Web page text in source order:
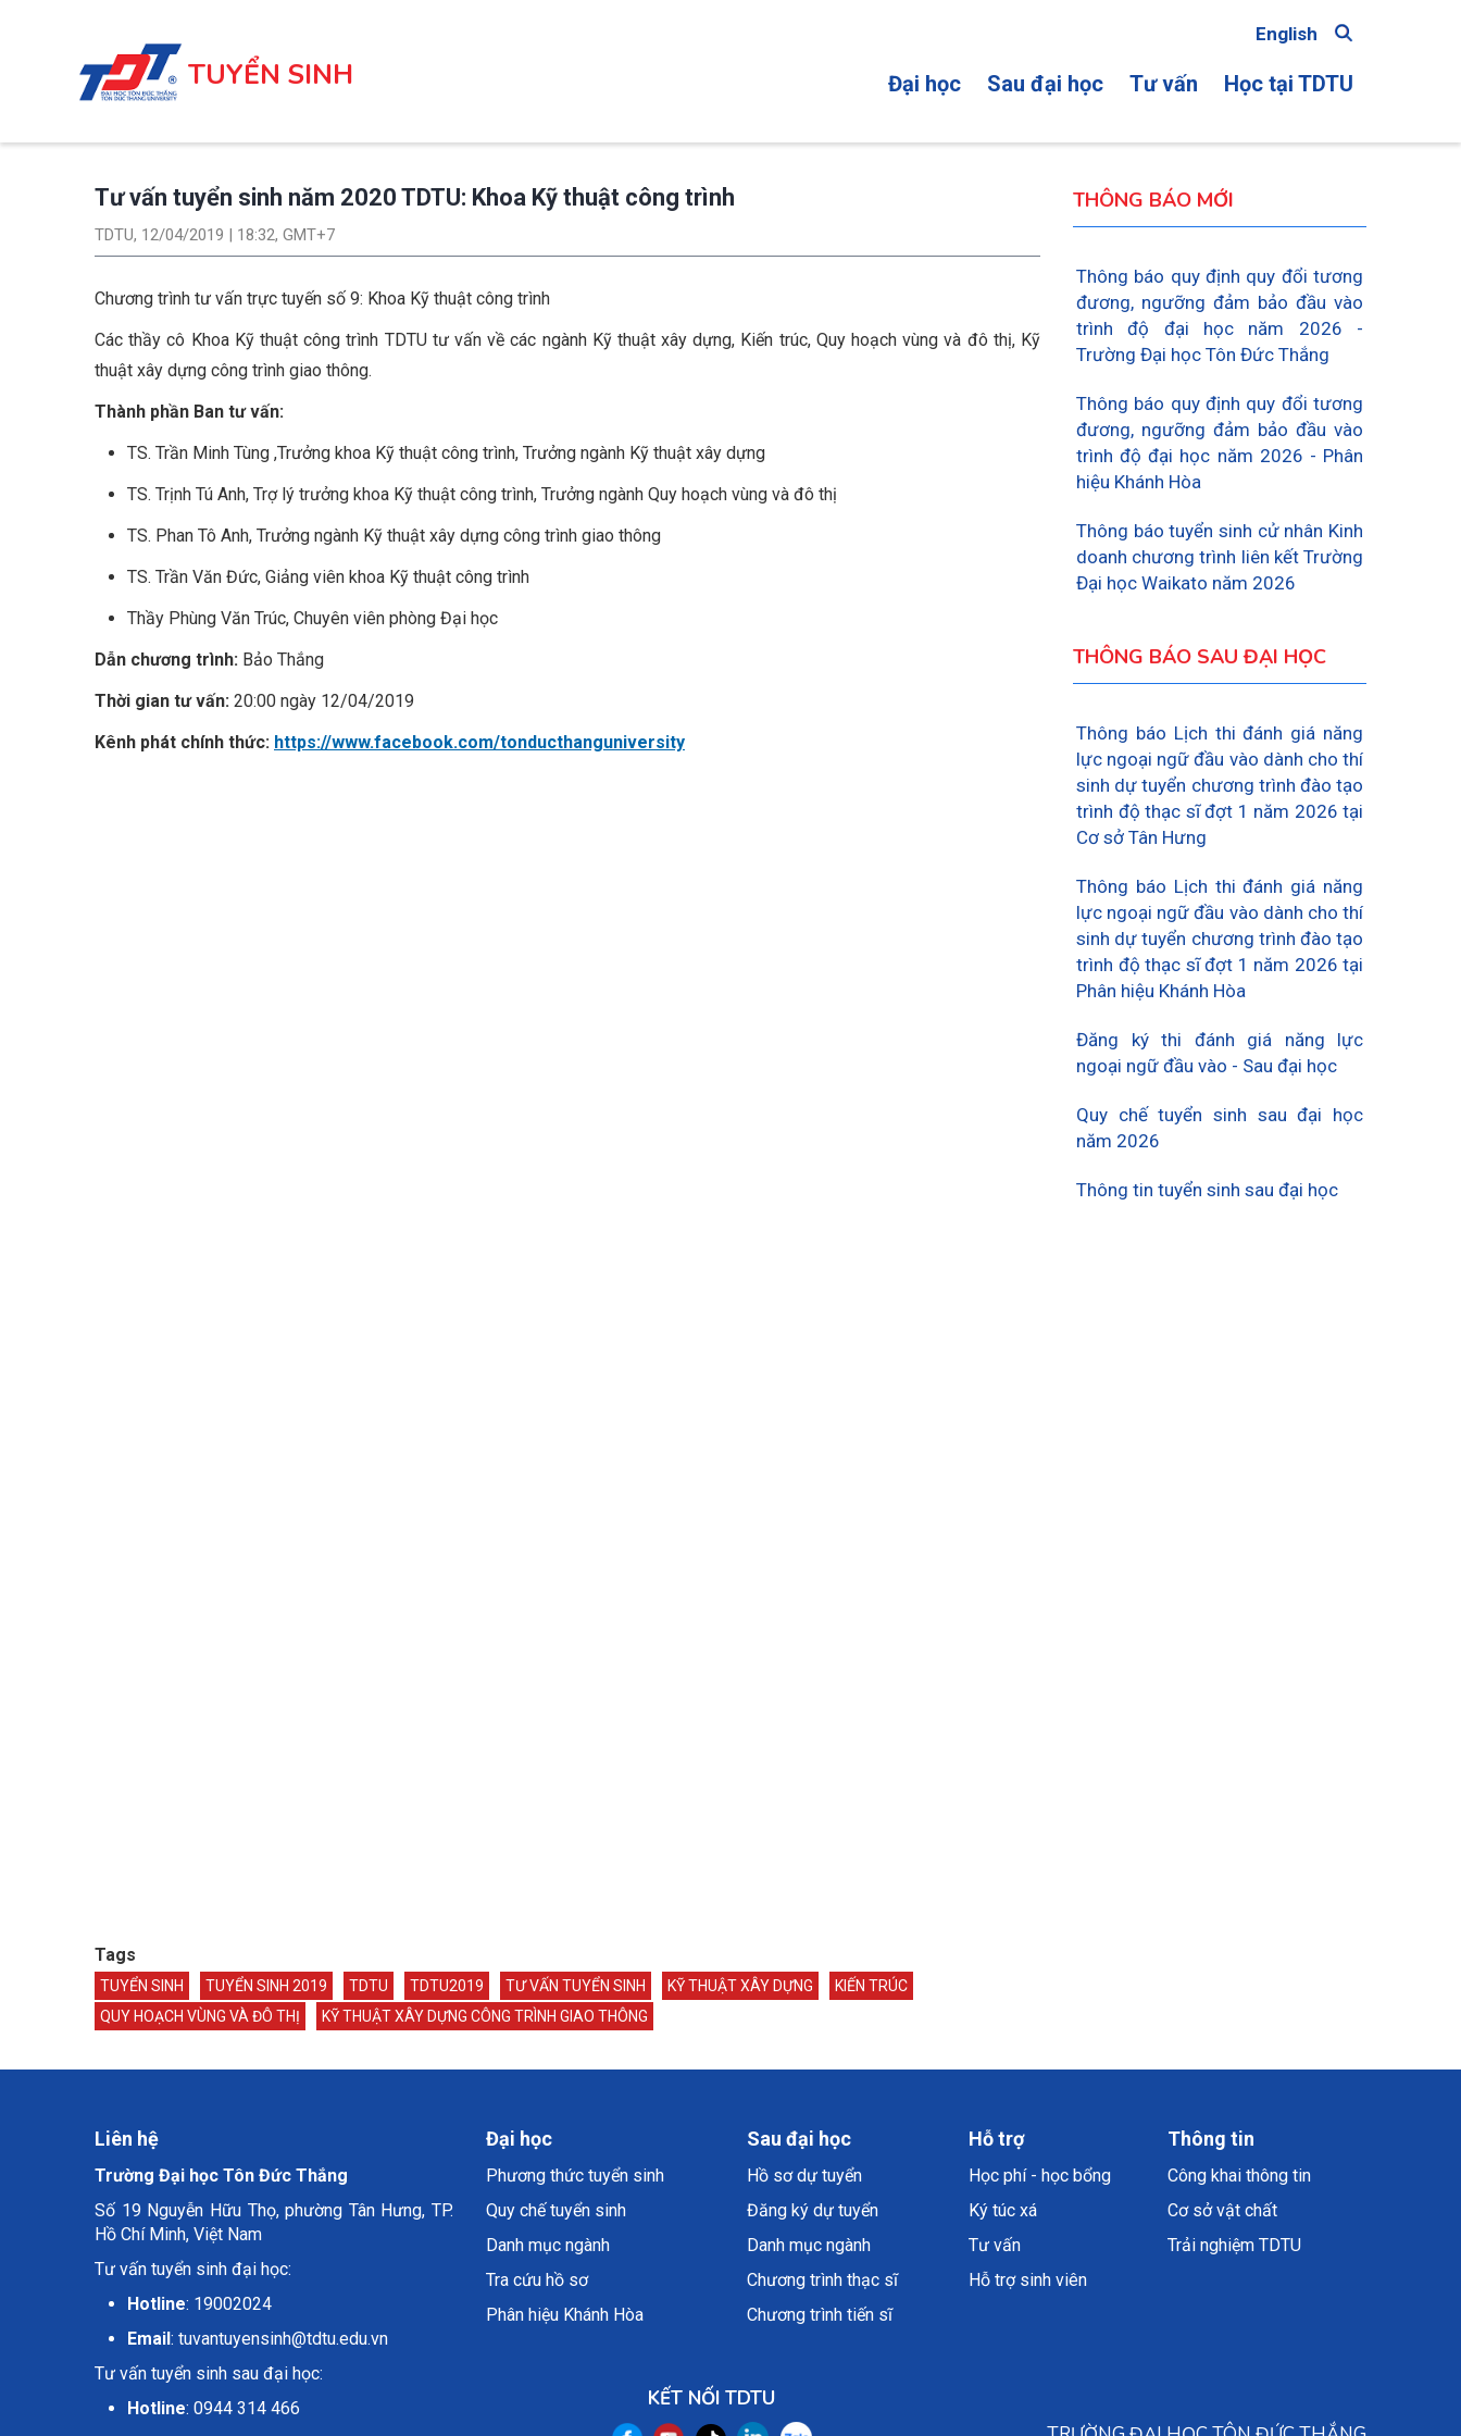
TUYỂN SINH
English
MAIN
NAVIGATION
Đại học Sau đại học Tư vấn Học tại TDTU
Tư vấn tuyển sinh năm 2020 TDTU: Khoa Kỹ thuật công trình
TDTU, 12/04/2019 | 18:32, GMT+7
Chương trình tư vấn trực tuyến số 9: Khoa Kỹ thuật công trình
Các thầy cô Khoa Kỹ thuật công trình TDTU tư vấn về các ngành Kỹ thuật xây dựng, Kiến trúc, Quy hoạch vùng và đô thị, Kỹ
thuật xây dựng công trình giao thông.
Thành phần Ban tư vấn:
TS. Trần Minh Tùng ,Trưởng khoa Kỹ thuật công trình, Trưởng ngành Kỹ thuật xây dựng
TS. Trịnh Tú Anh, Trợ lý trưởng khoa Kỹ thuật công trình, Trưởng ngành Quy hoạch vùng và đô thị
TS. Phan Tô Anh, Trưởng ngành Kỹ thuật xây dựng công trình giao thông
TS. Trần Văn Đức, Giảng viên khoa Kỹ thuật công trình
Thầy Phùng Văn Trúc, Chuyên viên phòng Đại học
Dẫn chương trình: Bảo Thắng
Thời gian tư vấn: 20:00 ngày 12/04/2019
Kênh phát chính thức: https://www.facebook.com/tonducthanguniversity
Tags
TUYỂN SINH TUYỂN SINH 2019 TDTU TDTU2019 TƯ VẤN TUYỂN SINH KỸ THUẬT XÂY DỰNG
KIẾN TRÚC
QUY HOẠCH VÙNG VÀ ĐÔ THỊ
KỸ THUẬT XÂY DỰNG CÔNG TRÌNH GIAO THÔNG
THÔNG BÁO MỚI
Thông báo quy định quy đổi tương
đương, ngưỡng đảm bảo đầu vào
trình độ đại học năm 2026 -
Trường Đại học Tôn Đức Thắng
Thông báo quy định quy đổi tương
đương, ngưỡng đảm bảo đầu vào
trình độ đại học năm 2026 - Phân
hiệu Khánh Hòa
Thông báo tuyển sinh cử nhân Kinh
doanh chương trình liên kết Trường
Đại học Waikato năm 2026
THÔNG BÁO SAU ĐẠI HỌC
Thông báo Lịch thi đánh giá năng
lực ngoại ngữ đầu vào dành cho thí
sinh dự tuyển chương trình đào tạo
trình độ thạc sĩ đợt 1 năm 2026 tại
Cơ sở Tân Hưng
Thông báo Lịch thi đánh giá năng
lực ngoại ngữ đầu vào dành cho thí
sinh dự tuyển chương trình đào tạo
trình độ thạc sĩ đợt 1 năm 2026 tại
Phân hiệu Khánh Hòa
Đăng ký thi đánh giá năng lực
ngoại ngữ đầu vào - Sau đại học
Quy chế tuyển sinh sau đại học
năm 2026
Thông tin tuyển sinh sau đại học
Liên hệ
Trường Đại học Tôn Đức Thắng
Số 19 Nguyễn Hữu Thọ, phường Tân Hưng, TP.
Hồ Chí Minh, Việt Nam
Tư vấn tuyển sinh đại học:
Hotline: 19002024
Email: tuvantuyensinh@tdtu.edu.vn
Tư vấn tuyển sinh sau đại học:
Hotline: 0944 314 466
Đại học
Phương thức tuyển sinh
Quy chế tuyển sinh
Danh mục ngành
Tra cứu hồ sơ
Phân hiệu Khánh Hòa
Sau đại học
Hồ sơ dự tuyển
Đăng ký dự tuyển
Danh mục ngành
Chương trình thạc sĩ
Chương trình tiến sĩ
KẾT NỐI TDTU
Hỗ trợ
Học phí - học bổng
Ký túc xá
Tư vấn
Hỗ trợ sinh viên
Thông tin
Công khai thông tin
Cơ sở vật chất
Trải nghiệm TDTU